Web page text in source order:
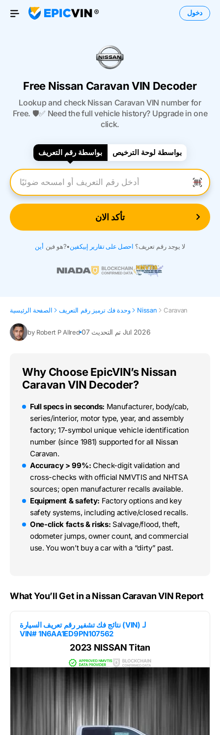
Open Menu
دخول
Free Nissan Caravan VIN Decoder
Lookup and check Nissan Caravan VIN number for
Free. 🛡️✅ Need the full vehicle history? Upgrade in one
click.
بواسطة رقم التعريف بواسطة لوحة الترخيص
أدخل رقم التعريف
تأكد الان
أين هو فين?• لا يوجد رقم تعريف؟ احصل على تقارير إبيكفين
الصفحة الرئيسية وحدة فك ترميز رقم التعريف Nissan Caravan
by Robert P Allred تم التحديث 07 Jul 2026
Why Choose EpicVIN’s Nissan
Caravan VIN Decoder?
Full specs in seconds: Manufacturer, body/cab,
series/interior, motor type, year, and assembly
factory; 17-symbol unique vehicle identification
number (since 1981) supported for all Nissan
Caravan.
Accuracy > 99%: Check-digit validation and
cross-checks with official NMVTIS and NHTSA
sources; open manufacturer recalls available.
Equipment & safety: Factory options and key
safety systems, including active/closed recalls.
One-click facts & risks: Salvage/flood, theft,
odometer jumps, owner count, and commercial
use. You won’t buy a car with a “dirty” past.
What You’ll Get in a Nissan Caravan VIN Report
نتائج فك تشفير رقم تعريف السيارة (VIN) لـ
VIN# 1N6AA1ED9PN107562
2023 NISSAN Titan